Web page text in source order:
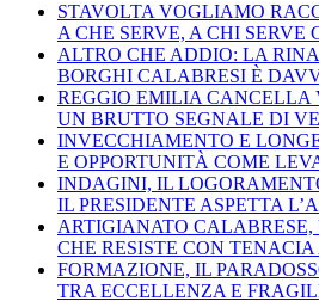
STAVOLTA VOGLIAMO
A CHE SERVE, A CHI
ALTRO CHE ADDIO: LA
BORGHI CALABRESI È
REGGIO EMILIA CANCELLA
UN BRUTTO SEGNALE DI
INVECCHIAMENTO E
E OPPORTUNITÀ COME
INDAGINI, IL
IL PRESIDENTE ASPETTA
ARTIGIANATO CALABRESE,
CHE RESISTE CON
FORMAZIONE, IL
TRA ECCELLENZA E